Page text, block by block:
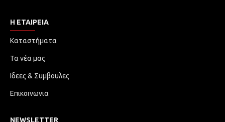
Η ΕΤΑΙΡΕΙΑ
Καταστήματα
Τα νέα μας
Ιδεες & Συμβουλες
Επικοινωνια
NEWSLETTER